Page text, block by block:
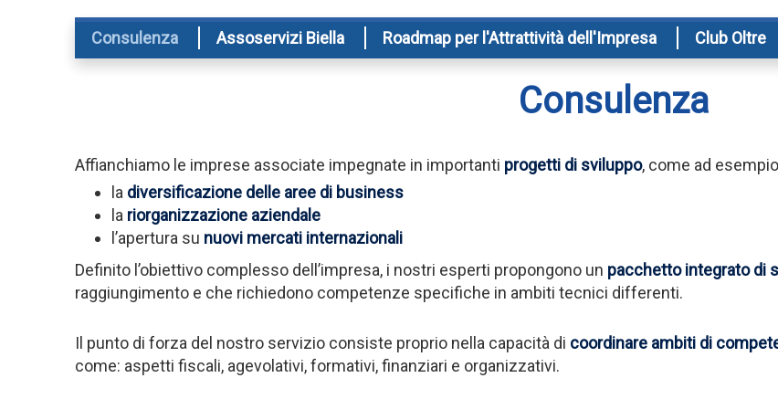
Consulenza Assoservizi Biella Roadmap per l'Attrattività dell'Impresa Club Oltre
Consulenza
Affianchiamo le imprese associate impegnate in importanti progetti di sviluppo, come ad
la diversificazione delle aree di business
la riorganizzazione aziendale
l’apertura su nuovi mercati internazionali
Definito l’obiettivo complesso dell’impresa, i nostri esperti propongono un pacchetto integrato di
raggiungimento e che richiedono competenze specifiche in ambiti tecnici differenti.
Il punto di forza del nostro servizio consiste proprio nella capacità di coordinare ambiti di
come: aspetti fiscali, agevolativi, formativi, finanziari e organizzativi.